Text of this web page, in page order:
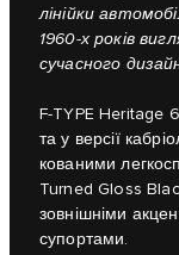
лінійки
1960-х років
сучасного
F-TYPE Heritage
та у версії
кованими
Turned Gloss
зовнішніми
супортами.